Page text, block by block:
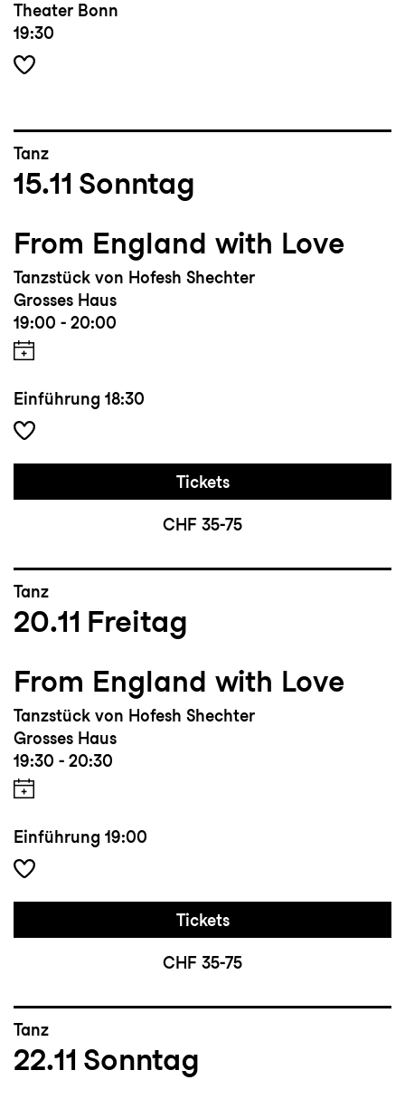
Theater Bonn
19:30
Tanz
15.11 Sonntag
From England with Love
Tanzstück von Hofesh Shechter
Grosses Haus
19:00 - 20:00
Einführung 18:30
Tickets
CHF 35-75
Tanz
20.11 Freitag
From England with Love
Tanzstück von Hofesh Shechter
Grosses Haus
19:30 - 20:30
Einführung 19:00
Tickets
CHF 35-75
Tanz
22.11 Sonntag